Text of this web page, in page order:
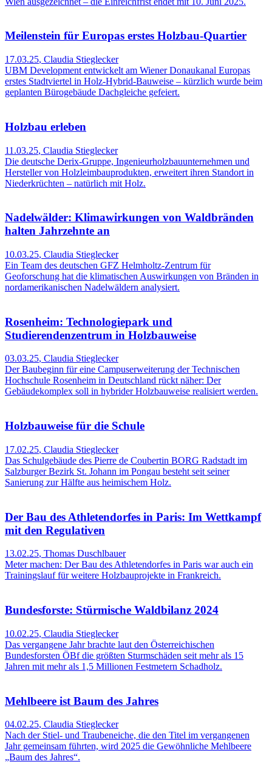
Meilenstein für Europas erstes Holzbau-Quartier
17.03.25, Claudia Stieglecker
UBM Development entwickelt am Wiener Donaukanal Europas
erstes Stadtviertel in Holz-Hybrid-Bauweise – kürzlich wurde beim
geplanten Bürogebäude Dachgleiche gefeiert.
Holzbau erleben
11.03.25, Claudia Stieglecker
Die deutsche Derix-Gruppe, Ingenieurholzbauunternehmen und
Hersteller von Holzleimbauprodukten, erweitert ihren Standort in
Niederkrüchten – natürlich mit Holz.
Nadelwälder: Klimawirkungen von Waldbränden
halten Jahrzehnte an
10.03.25, Claudia Stieglecker
Ein Team des deutschen GFZ Helmholtz-Zentrum für
Geoforschung hat die klimatischen Auswirkungen von Bränden in
nordamerikanischen Nadelwäldern analysiert.
Rosenheim: Technologiepark und
Studierendenzentrum in Holzbauweise
03.03.25, Claudia Stieglecker
Der Baubeginn für eine Campuserweiterung der Technischen
Hochschule Rosenheim in Deutschland rückt näher: Der
Gebäudekomplex soll in hybrider Holzbauweise realisiert werden.
Holzbauweise für die Schule
17.02.25, Claudia Stieglecker
Das Schulgebäude des Pierre de Coubertin BORG Radstadt im
Salzburger Bezirk St. Johann im Pongau besteht seit seiner
Sanierung zur Hälfte aus heimischem Holz.
Der Bau des Athletendorfes in Paris: Im Wettkampf
mit den Regulativen
13.02.25, Thomas Duschlbauer
Meter machen: Der Bau des Athletendorfes in Paris war auch ein
Trainingslauf für weitere Holzbauprojekte in Frankreich.
Bundesforste: Stürmische Waldbilanz 2024
10.02.25, Claudia Stieglecker
Das vergangene Jahr brachte laut den Österreichischen
Bundesforsten ÖBf die größten Sturmschäden seit mehr als 15
Jahren mit mehr als 1,5 Millionen Festmetern Schadholz.
Mehlbeere ist Baum des Jahres
04.02.25, Claudia Stieglecker
Nach der Stiel- und Traubeneiche, die den Titel im vergangenen
Jahr gemeinsam führten, wird 2025 die Gewöhnliche Mehlbeere
„Baum des Jahres“.